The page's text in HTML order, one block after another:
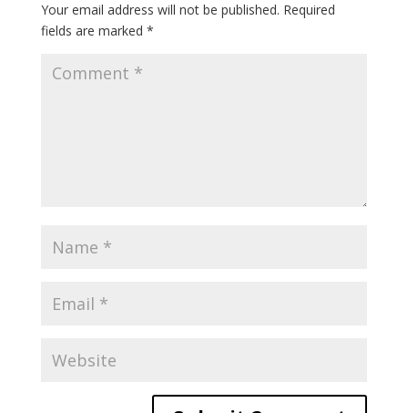
Your email address will not be published. Required
fields are marked *